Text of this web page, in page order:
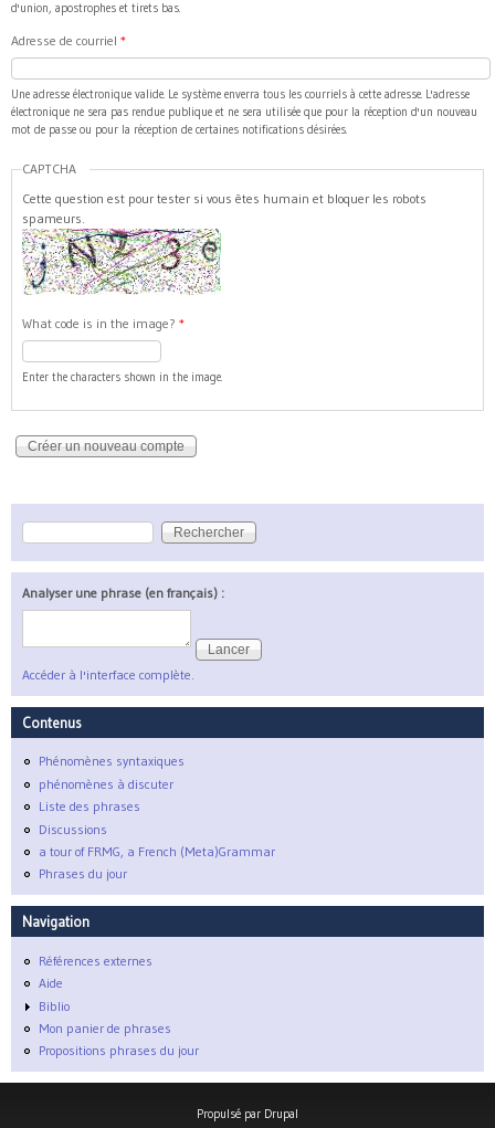
d'union, apostrophes et tirets bas.
Adresse de courriel *
Une adresse électronique valide. Le système enverra tous les courriels à cette adresse. L'adresse
électronique ne sera pas rendue publique et ne sera utilisée que pour la réception d'un nouveau
mot de passe ou pour la réception de certaines notifications désirées.
CAPTCHA
Cette question est pour tester si vous êtes humain et bloquer les robots
spameurs.
What code is in the image? *
Enter the characters shown in the image.
Formulaire de recherche
Rechercher
Analyser une phrase (en français) :
Accéder à l'interface complète.
Contenus
Phénomènes syntaxiques
phénomènes à discuter
Liste des phrases
Discussions
a tour of FRMG, a French (Meta)Grammar
Phrases du jour
Navigation
Références externes
Aide
Biblio
Mon panier de phrases
Propositions phrases du jour
Propulsé par Drupal